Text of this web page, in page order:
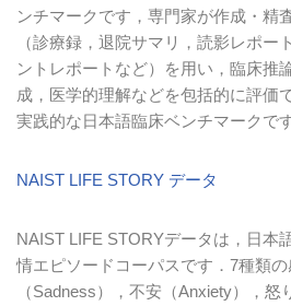
ンチマークです，専門家が作成・精
（診療録，退院サマリ，読影レポー
ントレポートなど）を用い，臨床推
成，医学的理解などを包括的に評価
実践的な日本語臨床ベンチマークで
NAIST LIFE STORY データ
NAIST LIFE STORYデータは，日本
情エピソードコーパスです． 7種類
（Sadness），不安（Anxiety），怒